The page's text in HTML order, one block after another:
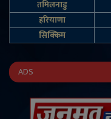
तमिलनाडु
हरियाणा
सिक्किम
ADS